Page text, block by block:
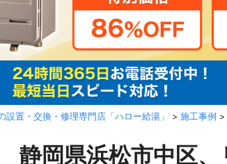
設置・交換・修理専門店「ハロー給湯」 > 施工事例 >
静岡県浜松市中区